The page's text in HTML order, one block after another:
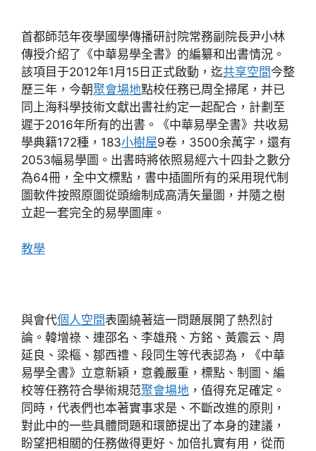
首都師范年夜學國學傳播研討院常務副院長尹小林
傳授介紹了《中華易學全書》的編纂和出書情況。
該項目于2012年1月15日正式啟動，迄共享空間今整
歷三年，今朝聚會場地點校任務已周全掃尾，并已
同上海科學技術文獻出書社約定一起配合，計劃至
遲于2016年所有的出書。《中華易學全書》共收易
學典籍172種，183小樹屋9卷，3500余萬字，還有
2053幅易學圖。出書時將依照易經六十四卦之數分
為64冊，全中文標點，書中插圖所有的采用現代制
圖軟件按照原圖從頭繪制成高清矢量圖，并隨之樹
立起一套完全的易學圖庫。
教學
與會代個人空間表圍繞著這一問題展開了熱烈討
論。韓增祿、連邵名、李雄飛、方銘、黃震云、周
延良、梁樞、鄒西禮、段同生等代表認為，《中華
易學全書》立意新穎，意義嚴重，標點、制圖、編
校等任務符合學術規范聚會場地 ，值得充足確定。
同時，代表們也本著實事求是、不斷改進的原則，
對此中的一些具體問題和環節提出了本身的建議，
盼望把相關的任務做得更好、加倍扎實有用，從而